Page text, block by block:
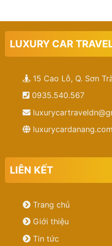
LUXURY CAR
15 Cao Lỗ, Q. Sơn
0935.540.567
luxurycardanang.com
LIÊN KẾT
Trang chủ
Giới thiệu
Tin tức